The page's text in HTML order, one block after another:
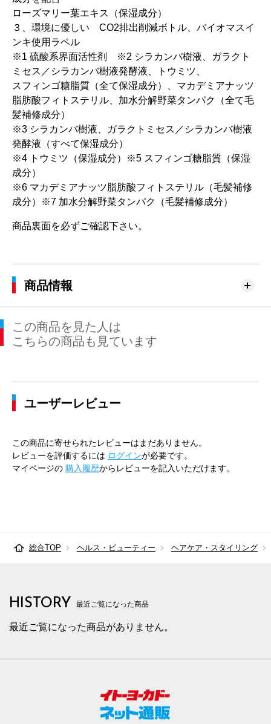
ローズマリー葉エキス（保湿成分）
３、環境に優しい CO2排出削減ボトル、バイオマスイ
ンキ使用ラベル
※1 硫酸系界面活性剤 ※2 シラカンバ樹液、ガラクト
ミセス／シラカンバ樹液発酵液、トウミツ、
スフィンゴ糖脂質（全て保湿成分）、マカデミアナッツ
脂肪酸フィトステリル、加水分解野菜タンパク（全て毛
髪補修成分）
※3 シラカンバ樹液、ガラクトミセス／シラカンバ樹液
発酵液（すべて保湿成分）
※4 トウミツ（保湿成分）※5 スフィンゴ糖脂質（保湿
成分）
※6 マカデミアナッツ脂肪酸フィトステリル（毛髪補修
成分）※7 加水分解野菜タンパク（毛髪補修成分）
商品裏面を必ずご確認下さい。
商品情報
この商品を見た人は
こちらの商品も見ています
ユーザーレビュー
この商品に寄せられたレビューはまだありません。
レビューを評価するには ログインが必要です。
マイページの 購入履歴からレビューを記入いただけます。
総合TOP ヘルス・ビューティー ヘアケア・スタイリング
HISTORY 最近ご覧になった商品
最近ご覧になった商品がありません。